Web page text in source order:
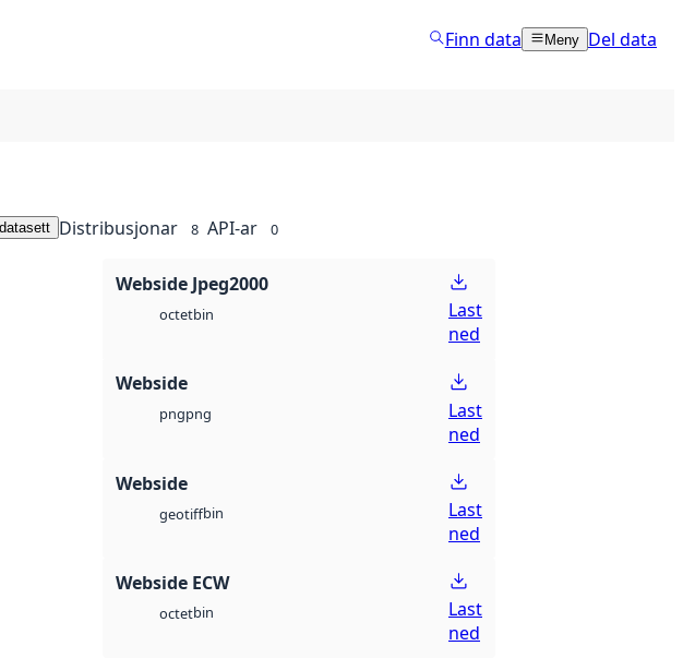
Finn data Meny Del data
Distribusjonar 8 API-ar 0
Webside Jpeg2000
octetbin
Last
ned
Webside
pngpng
Last
ned
Webside
geotiffbin
Last
ned
Webside ECW
octetbin
Last
ned